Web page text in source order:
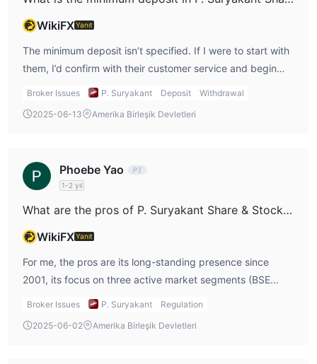
WikiFXYanıt
The minimum deposit isn’t specified. If I were to start with
them, I’d confirm with their customer service and begin
with a small test deposit to understand the process.
Broker Issues P. Suryakant Deposit
Withdrawal
2025-06-13
Amerika Birleşik Devletleri
Phoebe Yao
1-2 yıl
What are the pros of P. Suryakant Share & Stock Brokers?
WikiFXYanıt
For me, the pros are its long-standing presence since
2001, its focus on three active market segments (BSE
Equity, BSE Derivatives, MCX Currency Futures), and the
than 12,000 clients also shows it has built some trust over
Broker Issues P. Suryakant
Regulation
2025-06-02
Amerika Birleşik Devletleri